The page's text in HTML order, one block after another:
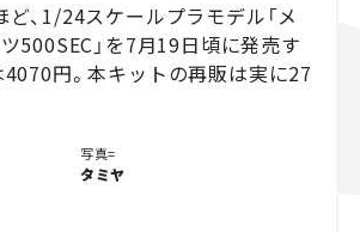
、1/24スケールプラモデル「メ
500SEC」を7月19日頃に発売す
4070円。本キットの再販は実に27
写真=
タミヤ